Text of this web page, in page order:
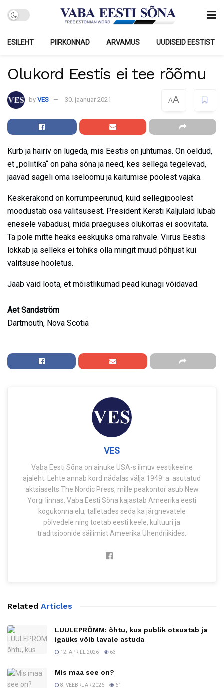
ESILEHT PIIRKONNAD ARVAMUS UUDISEID EESTIST
Olukord Eestis ei tee rõõmu
by VES 30. jaanuar 2021 AA
Kurb ja häiriv on lugeda, mis Eestis on juhtumas. On öeldud,
et „poliitika“ on paha sõna ja need, kes sellega tegelevad,
jäävad sageli oma iseloomu ja käitumise poolest vajaka.
Keskerakond on korrumpeerunud, kuid sellegipoolest
moodustab osa valitsusest. President Kersti Kaljulaid lubab
enesele vabadusi, mida praeguses olukorras ei soovitata.
Ta pole mitte heaks eeskujuks oma rahvale. Viirus Eestis
lokkab ja selleks ei tohiks olla mingit muud põhjust kui
valitsuse hooletus.
Jääb vaid loota, et mõistlikumad pead kunagi võidavad.
Aet Sandström
Dartmouth, Nova Scotia
VES
Vaba Eesti Sõna on ainuke USA-s ilmuv eestikeelne
ajaleht. Lehte annab kord nädalas välja 1949. a. asutatud
aktsiaselts The Nordic Press, mille peakontor asub New
Yorgi linnas. Vaba Eesti Sõna kajastab Ameerika eesti
kogukonna elu, talletades seda ka järgnevatele
põlvedele ning toetab eesti keele, kultuuri ja
traditsioonide säilimist Ameerika Ühendriikides.
Related Articles
LUULEPRÕMM: õhtu, kus publik otsustab ja
igaüks võib lavale astuda
12. APRILL 2026 63
Mis maa see on?
8. VEEBRUAR 2026 61